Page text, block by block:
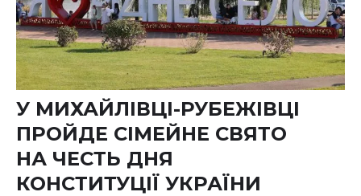
У МИХАЙЛІВЦІ-РУБЕЖІВЦІ
ПРОЙДЕ СІМЕЙНЕ СВЯТО
НА ЧЕСТЬ ДНЯ
КОНСТИТУЦІЇ УКРАЇНИ